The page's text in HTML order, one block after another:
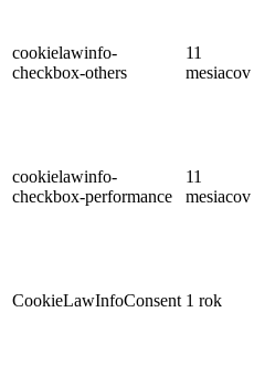
cookielawinfo-
checkbox-others
11
mesiacov
cookielawinfo-
checkbox-performance
11
mesiacov
CookieLawInfoConsent 1 rok